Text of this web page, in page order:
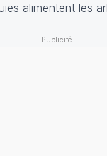
alimentent les